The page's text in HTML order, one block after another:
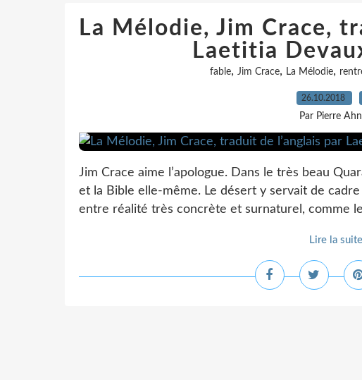
La Mélodie, Jim Crace,
Laetitia
fable, Jim Crace, La Mélodie,
26.10.2018
Par Pierre
Jim Crace aime l’apologue. Dans le très beau
et la Bible elle-même. Le désert y servait de
entre réalité très concrète et surnaturel, comme
Lire la suite